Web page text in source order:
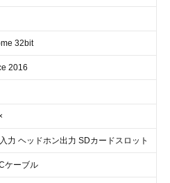
32bit
2016
力 ヘッドホン出力 SDカードスロット
ケーブル